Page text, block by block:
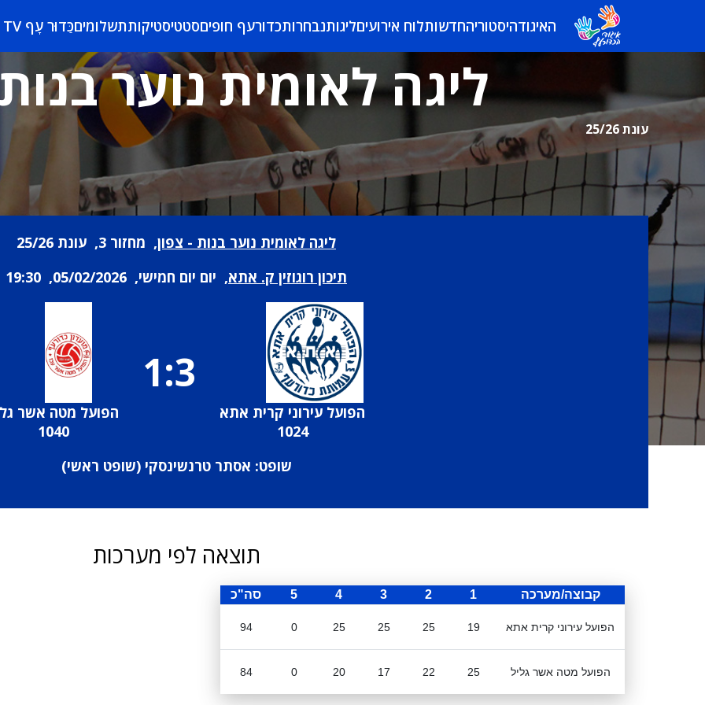
האיגודהיסטוריהחדשותלוח אירועיםליגותנבחרותכדורעף חופיםסטטיסטיקותתשלומיםכַּדוּר עָף TV
ליגה לאומית נוער
עונת 25/26
ליגה לאומית נוער בנות - צפון, מחזור 3, עונת 25/26
תיכון רוגוזין ק. אתא, יום יום חמישי, 05/02/2026, 19:30
הפועל עירוני קרית אתא
1024
1:3
הפועל מטה אשר
1040
שופט: אסתר טרנשינסקי (שופט ראשי)
תוצאה לפי מערכות
קבוצה/מערכה 1
2
3
4
5 סה"כ
הפועל עירוני קרית אתא 19
25
25
25
0
94
הפועל מטה אשר גליל 25
22
17
20
0
84